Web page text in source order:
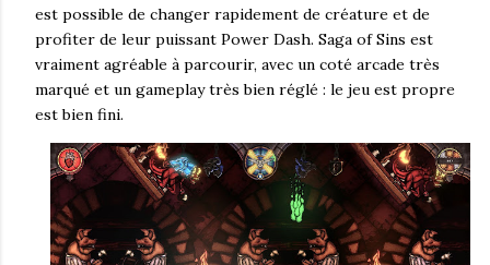
est possible de changer rapidement de créature et de
profiter de leur puissant Power Dash. Saga of Sins est
vraiment agréable à parcourir, avec un coté arcade très
marqué et un gameplay très bien réglé : le jeu est propre
est bien fini.